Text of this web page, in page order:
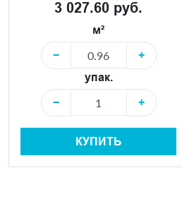
3 027.60 руб.
м²
−
+
упак.
−
+
КУПИТЬ